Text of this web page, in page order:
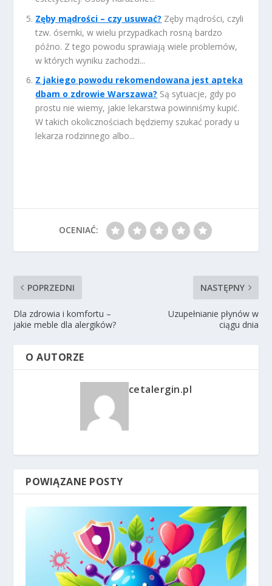
Zęby mądrości – czy usuwać? Zęby mądrości, czyli
tzw. ósemki, w wielu przypadkach rosną bardzo
późno. Z tego powodu sprawiają wiele problemów,
w których wyniku zachodzi...
Z jakiego powodu rekomendowana jest apteka
dbam o zdrowie Warszawa? Są sytuacje, gdy po
prostu nie wiemy, jakie lekarstwa powinniśmy kupić.
W takich okolicznościach będziemy szukać porady u
lekarza rodzinnego albo...
OCENIAĆ:
POPRZEDNI
Dla zdrowia i komfortu –
jakie meble dla alergików?
NASTĘPNY
Uzupełnianie płynów w
ciągu dnia
O AUTORZE
cetalergin.pl
POWIĄZANE POSTY